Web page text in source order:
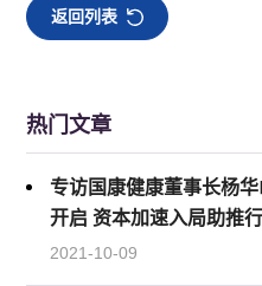
返回列表
热门文章
专访国康健康董事长杨
开启 资本加速入局助推
2021-10-09